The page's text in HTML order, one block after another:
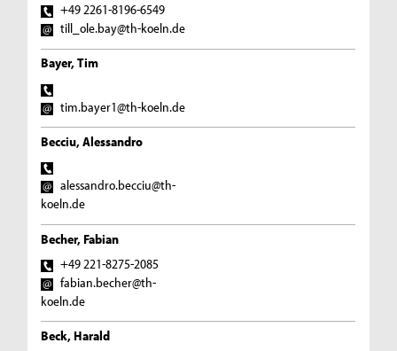
+49 2261-8196-6549
till_ole.bay@th-koeln.de
Bayer, Tim
tim.bayer1@th-koeln.de
Becciu, Alessandro
alessandro.becciu@th-
koeln.de
Becher, Fabian
+49 221-8275-2085
fabian.becher@th-
koeln.de
Beck, Harald